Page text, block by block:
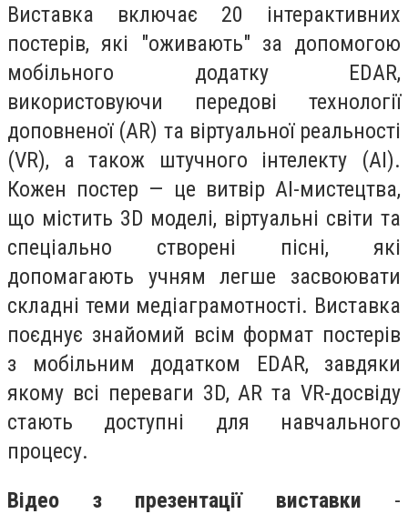
Виставка включає 20 інтерактивних
постерів, які "оживають" за допомогою
мобільного додатку EDAR,
використовуючи передові технології
доповненої (AR) та віртуальної реальності
(VR), а також штучного інтелекту (AI).
Кожен постер — це витвір AI-мистецтва,
що містить 3D моделі, віртуальні світи та
спеціально створені пісні, які
допомагають учням легше засвоювати
складні теми медіаграмотності. Виставка
поєднує знайомий всім формат постерів
з мобільним додатком EDAR, завдяки
якому всі переваги 3D, AR та VR-досвіду
стають доступні для навчального
процесу.
Відео з презентації виставки -